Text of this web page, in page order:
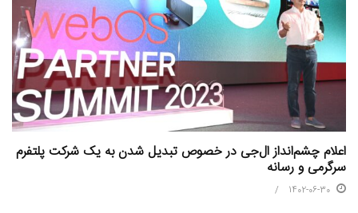
اعلام چشم‌انداز ال‌جی در خصوص تبدیل شدن به یک شرکت پلتفرم
سرگرمی و رسانه
1402-06-30